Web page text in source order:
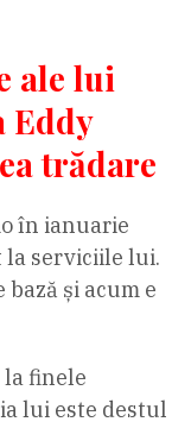
ale lui
Eddy
trădare
în ianuarie
la serviciile lui.
și acum e
finele
lui este destul